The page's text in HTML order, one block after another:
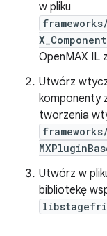
w pliku
OpenMAX IL
Utwórz
komponenty
tworzenia
Utwórz w
bibliotekę